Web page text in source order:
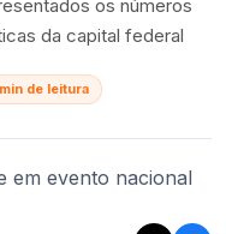
os números
da capital federal
de leitura